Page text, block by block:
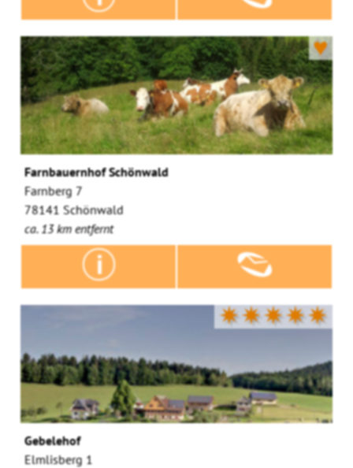
♥
Farnbauernhof Schönwald
Farnberg 7
78141 Schönwald
ca. 13 km entfernt
✷✷✷✷✷
Gebelehof
Elmlisberg 1